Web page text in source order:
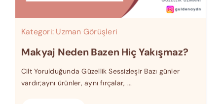
Kategori: Uzman Görüşleri
Makyaj Neden Bazen Hiç Yakışmaz?
Cilt Yorulduğunda Güzellik Sessizleşir Bazı günler
vardır;aynı ürünler, aynı fırçalar, ...